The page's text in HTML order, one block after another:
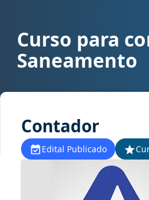
Curso para concurso CASAN SC -
Curso para
Saneamento
Contador
Edital Publicado